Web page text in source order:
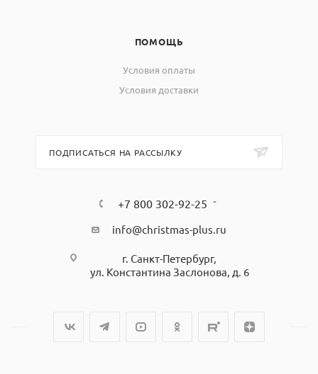
ПОМОЩЬ
Условия оплаты
Условия доставки
ПОДПИСАТЬСЯ НА РАССЫЛКУ
+7 800 302-92-25
info@christmas-plus.ru
г. Санкт-Петербург,
ул. Константина Заслонова, д. 6